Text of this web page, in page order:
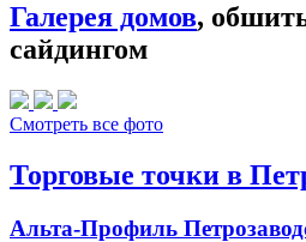
Галерея домов,
сайдингом
Смотреть все фото
Торговые точки в
Альта-Профиль